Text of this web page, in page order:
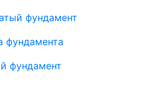
фундамент
фундамента
фундамент